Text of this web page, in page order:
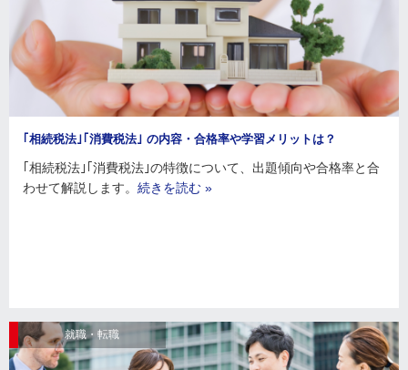
｢相続税法｣｢消費税法｣ の内容・合格率や学習メリットは？
｢相続税法｣｢消費税法｣の特徴について、出題傾向や合格率と合
わせて解説します。 続きを読む »
就職・転職